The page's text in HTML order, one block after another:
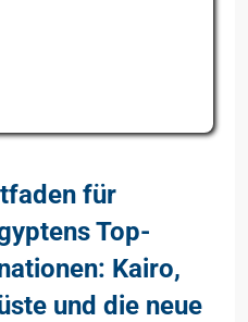
für
Top-
Kairo,
und die neue